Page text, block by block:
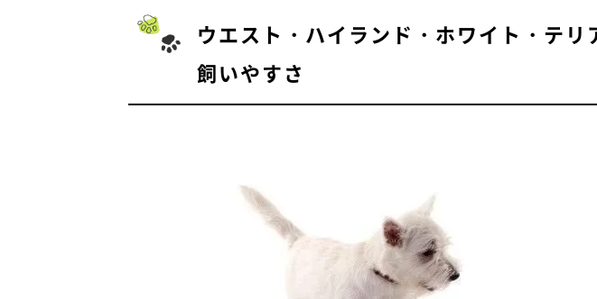
u
ウエスト・ハイランド・ホワイト・テリ
飼いやすさ